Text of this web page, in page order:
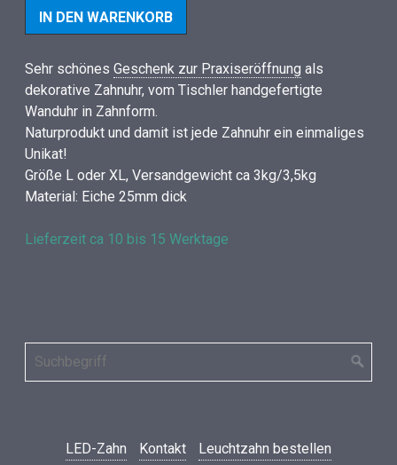
Sehr schönesGeschenk zur Praxiseröffnung als
dekorative Zahnuhr, vom Tischler handgefertigte
Wanduhr in Zahnform.
Naturprodukt und damit ist jede Zahnuhr ein einmaliges
Unikat!
Größe L oder XL, Versandgewicht ca 3kg/3,5kg
Material: Eiche 25mm dick
Lieferzeit ca 10 bis 15 Werktage
LED-Zahn Kontakt Leuchtzahn bestellen